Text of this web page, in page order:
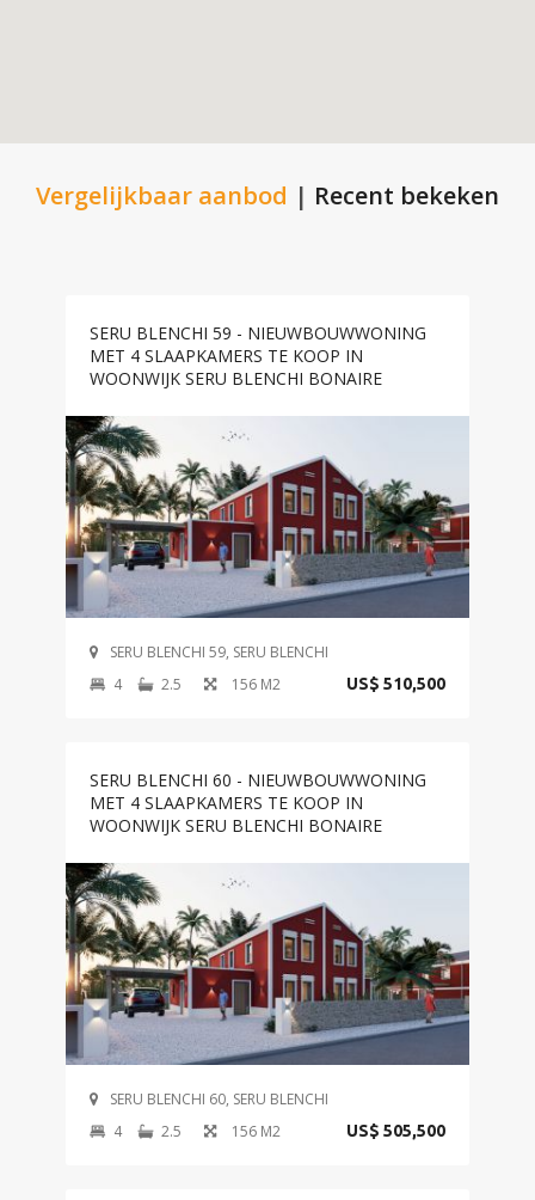
Vergelijkbaar aanbod | Recent bekeken
SERU BLENCHI 59 - NIEUWBOUWWONING
MET 4 SLAAPKAMERS TE KOOP IN
WOONWIJK SERU BLENCHI BONAIRE
SERU BLENCHI 59, SERU BLENCHI
4
2.5 156 M2 US$ 510,500
SERU BLENCHI 60 - NIEUWBOUWWONING
MET 4 SLAAPKAMERS TE KOOP IN
WOONWIJK SERU BLENCHI BONAIRE
SERU BLENCHI 60, SERU BLENCHI
4
2.5 156 M2 US$ 505,500